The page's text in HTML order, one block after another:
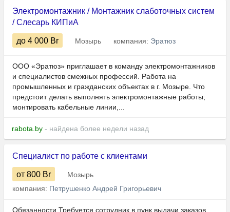
Электромонтажник / Монтажник слаботочных систем
/ Слесарь КИПиА
до 4 000 Br Мозырь компания: Эратюз
ООО «Эратюз» приглашает в команду электромонтажников
и специалистов смежных профессий. Работа на
промышленных и гражданских объектах в г. Мозыре. Что
предстоит делать выполнять электромонтажные работы;
монтировать кабельные линии,...
rabota.by - найдена более недели назад
Специалист по работе с клиентами
от 800 Br
Мозырь
компания: Петрушенко Андрей Григорьевич
Обязанности Требуется сотрудник в пунк выдачи заказов